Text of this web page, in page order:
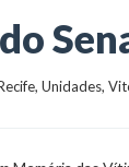
, Unidades,